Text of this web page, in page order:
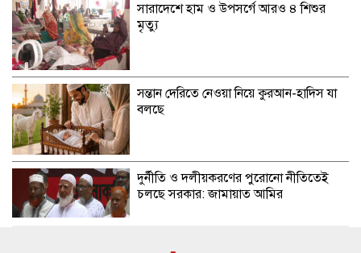
সারাদেশে হাম ও উপসর্গে আরও ৪ শিশুর
মৃত্যু
সন্তান দেরিতে নেওয়া নিয়ে কুরআন-হাদিস যা
বলছে
দুর্নীতি ও দলীয়করণের পুরোনো নীতিতেই
চলছে সরকার: জামায়াত আমির